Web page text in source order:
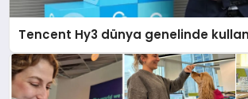
Tencent Hy3 dünya genelinde